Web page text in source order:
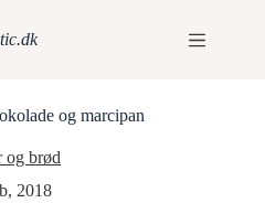
og marcipan
og brød
2018